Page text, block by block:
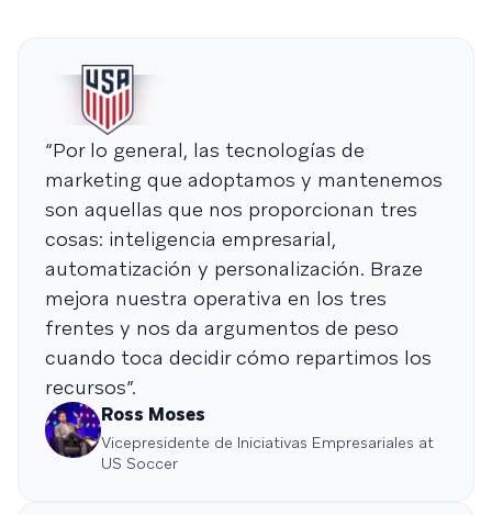
“Por lo general, las tecnologías de
marketing que adoptamos y mantenemos
son aquellas que nos proporcionan tres
cosas: inteligencia empresarial,
automatización y personalización. Braze
mejora nuestra operativa en los tres
frentes y nos da argumentos de peso
cuando toca decidir cómo repartimos los
recursos”.
Ross Moses
Vicepresidente de Iniciativas Empresariales at
US Soccer